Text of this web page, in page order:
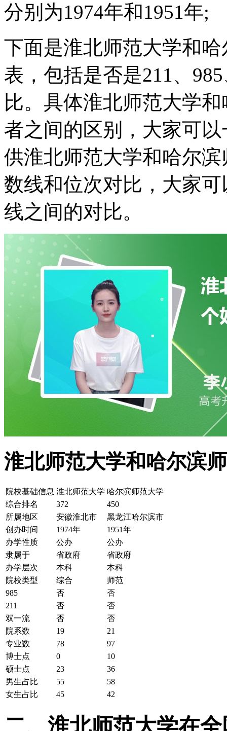
分别为1974年和1951年;
下面是淮北师范大学和
表，包括是否是211、
比。具体淮北师范大学
者之间的区别，大家可
供淮北师范大学和哈尔
数线和位次对比，大家
线之间的对比。
淮北师范大学和哈尔滨
院校基础信息 淮北师范大学 哈尔滨师范大学
综合排名
372
450
所属地区
安徽淮北市
黑龙江哈尔滨市
创办时间
1974年
1951年
办学性质
公办
公办
隶属于
省政府
省政府
办学层次
本科
本科
院校类型
综合
师范
985
否
否
211
否
否
双一流
否
否
院系数
19
21
专业数
78
97
博士点
0
10
硕士点
23
36
男生占比
55
58
女生占比
45 42
二、淮北师范大学在